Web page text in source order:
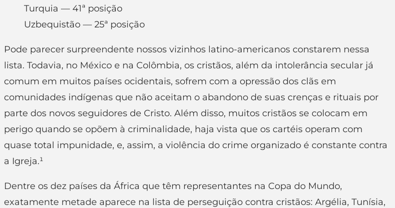
Turquia — 41ª posição
Uzbequistão — 25ª posição
Pode parecer surpreendente nossos vizinhos latino-americanos constarem nessa
lista. Todavia, no México e na Colômbia, os cristãos, além da intolerância secular já
comum em muitos países ocidentais, sofrem com a opressão dos clãs em
comunidades indígenas que não aceitam o abandono de suas crenças e rituais por
parte dos novos seguidores de Cristo. Além disso, muitos cristãos se colocam em
perigo quando se opõem à criminalidade, haja vista que os cartéis operam com
quase total impunidade, e, assim, a violência do crime organizado é constante contra
a Igreja.¹
Dentre os dez países da África que têm representantes na Copa do Mundo,
exatamente metade aparece na lista de perseguição contra cristãos: Argélia, Tunísia,